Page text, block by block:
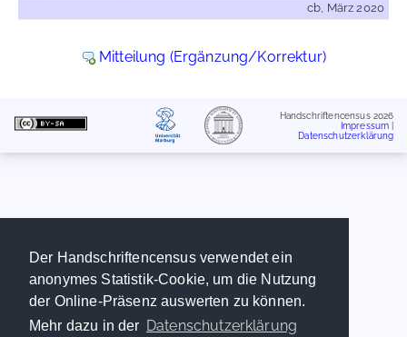
Der Handschriftencensus verwendet ein
anonymes Statistik-Cookie, um die Nutzung
der Online-Präsenz auswerten zu können.
Mehr dazu in der Datenschutzerklärung
cb, März 2020
Mitteilung (Ergänzung/Korrektur)
Handschriftencensus 2026
Impressum
Datenschutzerklärung